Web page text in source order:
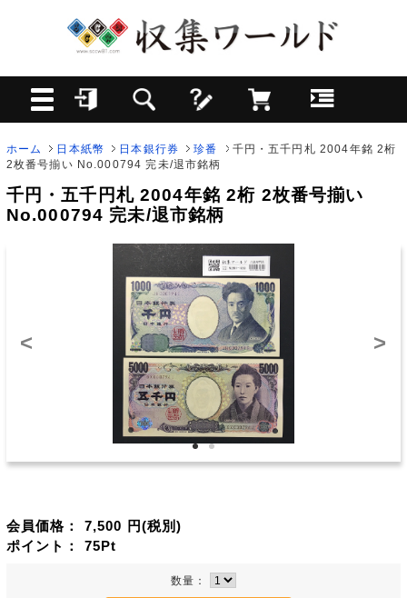
ホーム 日本紙幣 日本銀行券 珍番
千円・五千円札 2004年銘 2桁
2枚番号揃い No.000794 完未/退市銘柄
千円・五千円札 2004年銘 2桁 2枚番号揃い
No.000794 完未/退市銘柄
< >
会員価格： 7,500 円(税別)
ポイント： 75Pt
数量：